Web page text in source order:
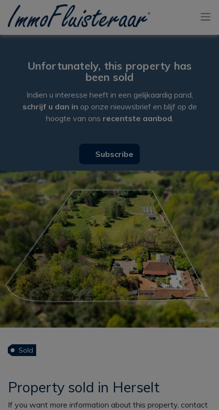
Skip the menu and go to the content
Unfortunately, this property has
been sold
Indien u interesse heeft in een gelijkaardig pand,
schrijf u dan in op onze nieuwsbrief en blijf op de
hoogte van ons recentste aanbod.
Subscribe
Property sold in Herselt
Sold
If you want more information about this property, contact